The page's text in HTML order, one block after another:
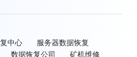
中心
服务器数据恢复
数据恢复公司 矿机维修